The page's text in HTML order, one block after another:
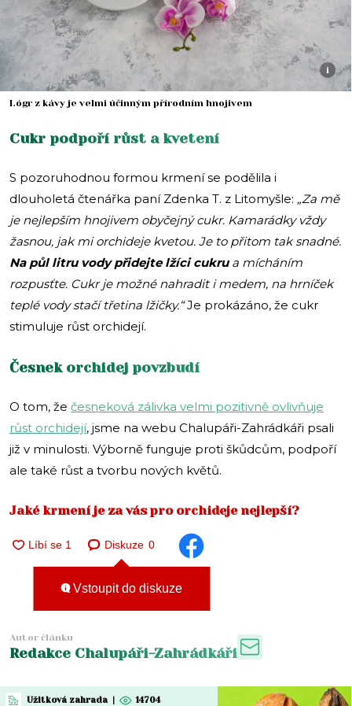
i
Lógr z kávy je velmi účinným přírodním hnojivem
Cukr podpoří růst a kvetení
S pozoruhodnou formou krmení se podělila i
dlouholetá čtenářka paní Zdenka T. z Litomyšle: „Za mě
je nejlepším hnojivem obyčejný cukr. Kamarádky vždy
žasnou, jak mi orchideje kvetou. Je to přitom tak snadné.
Na půl litru vody přidejte lžíci cukrua mícháním
rozpusťte. Cukr je možné nahradit i medem, na hrníček
teplé vody stačí třetina lžičky.“Je prokázáno, že cukr
stimuluje růst orchidejí.
Česnek orchidej povzbudí
O tom, že česneková zálivka velmi pozitivně ovlivňuje
růst orchidejí, jsme na webu Chalupáři-Zahrádkáři psali
již v minulosti. Výborně funguje proti škůdcům, podpoří
ale také růst a tvorbu nových květů.
Jaké krmení je za vás pro orchideje nejlepší?
Diskuze 0
Vstoupit do diskuze
Autor článku
Redakce Chalupáři-Zahrádkáři
Užitková zahrada | 14704